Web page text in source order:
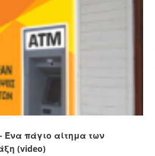
πάγιο αίτημα των
(video)